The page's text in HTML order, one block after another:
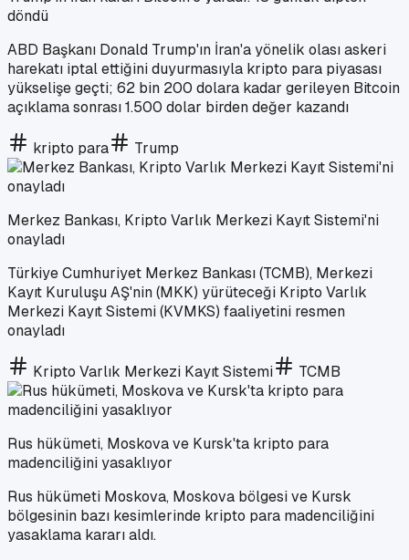
döndü
ABD Başkanı Donald Trump'ın İran'a yönelik olası askeri
harekatı iptal ettiğini duyurmasıyla kripto para piyasası
yükselişe geçti; 62 bin 200 dolara kadar gerileyen Bitcoin
açıklama sonrası 1.500 dolar birden değer kazandı
kripto para Trump
Merkez Bankası, Kripto Varlık Merkezi Kayıt Sistemi'ni
onayladı
Türkiye Cumhuriyet Merkez Bankası (TCMB), Merkezi
Kayıt Kuruluşu AŞ'nin (MKK) yürüteceği Kripto Varlık
Merkezi Kayıt Sistemi (KVMKS) faaliyetini resmen
onayladı
Kripto Varlık Merkezi Kayıt Sistemi TCMB
Rus hükümeti, Moskova ve Kursk'ta kripto para
madenciliğini yasaklıyor
Rus hükümeti Moskova, Moskova bölgesi ve Kursk
bölgesinin bazı kesimlerinde kripto para madenciliğini
yasaklama kararı aldı.